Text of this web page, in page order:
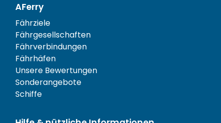
AFerry
Fährziele
Fährgesellschaften
Fährverbindungen
Fährhäfen
Unsere Bewertungen
Sonderangebote
Schiffe